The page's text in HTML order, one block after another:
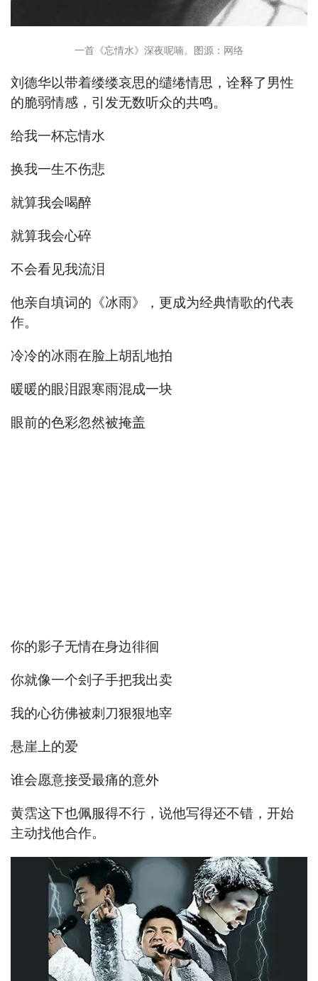
一首《忘情水》深夜呢喃。图源：网络
刘德华以带着缕缕哀思的缱绻情思，诠释了男性
的脆弱情感，引发无数听众的共鸣。
给我一杯忘情水
换我一生不伤悲
就算我会喝醉
就算我会心碎
不会看见我流泪
他亲自填词的《冰雨》，更成为经典情歌的代表
作。
冷冷的冰雨在脸上胡乱地拍
暖暖的眼泪跟寒雨混成一块
眼前的色彩忽然被掩盖
你的影子无情在身边徘徊
你就像一个刽子手把我出卖
我的心彷佛被刺刀狠狠地宰
悬崖上的爱
谁会愿意接受最痛的意外
黄霑这下也佩服得不行，说他写得还不错，开始
主动找他合作。